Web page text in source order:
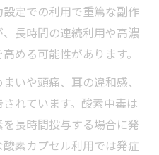
定での利用で重篤な副作
長時間の連続利用や高濃
める可能性があります。
いや頭痛、耳の違和感、
れています。酸素中毒は
長時間投与する場合に発
素カプセル利用では発症